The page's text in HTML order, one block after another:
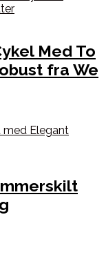
Med To
fra We